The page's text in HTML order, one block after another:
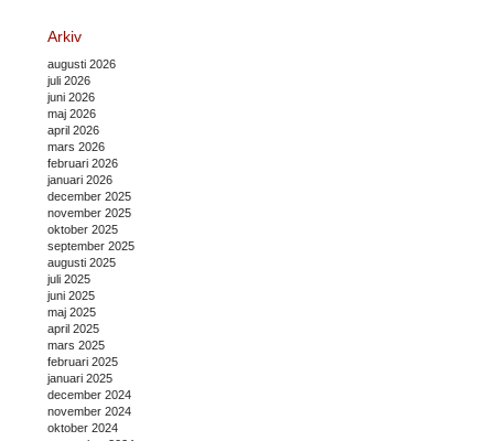
Arkiv
augusti 2026
juli 2026
juni 2026
maj 2026
april 2026
mars 2026
februari 2026
januari 2026
december 2025
november 2025
oktober 2025
september 2025
augusti 2025
juli 2025
juni 2025
maj 2025
april 2025
mars 2025
februari 2025
januari 2025
december 2024
november 2024
oktober 2024